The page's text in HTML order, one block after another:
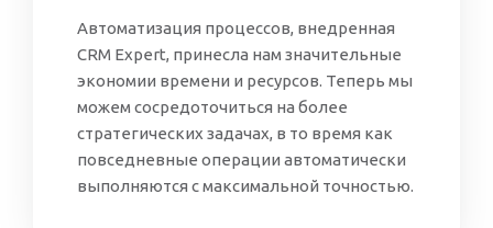
Автоматизация процессов, внедренная
CRM Expert, принесла нам значительные
экономии времени и ресурсов. Теперь мы
можем сосредоточиться на более
стратегических задачах, в то время как
повседневные операции автоматически
выполняются с максимальной точностью.